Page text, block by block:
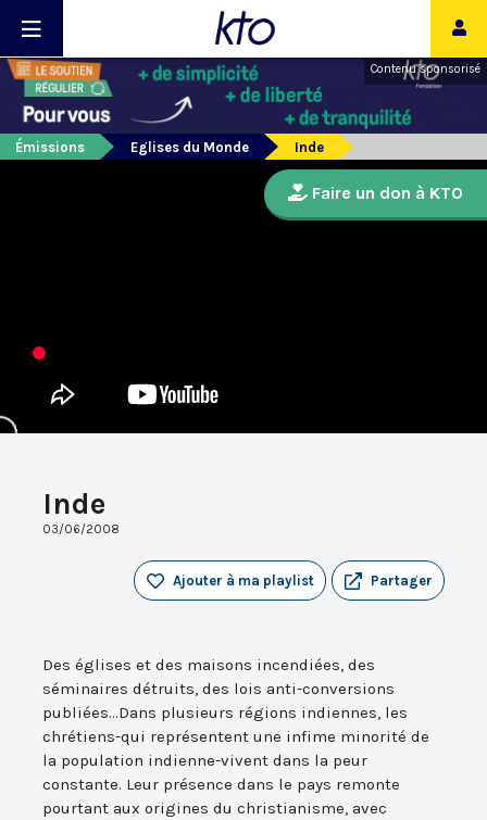
Contenu sponsorisé
Émissions Eglises du Monde Inde
Inde
03/06/2008
Partager
Ajouter à ma playlist
Des églises et des maisons incendiées, des
séminaires détruits, des lois anti-conversions
publiées...Dans plusieurs régions indiennes, les
chrétiens-qui représentent une infime minorité de
la population indienne-vivent dans la peur
constante. Leur présence dans le pays remonte
pourtant aux origines du christianisme, avec
Faire un don à KTO